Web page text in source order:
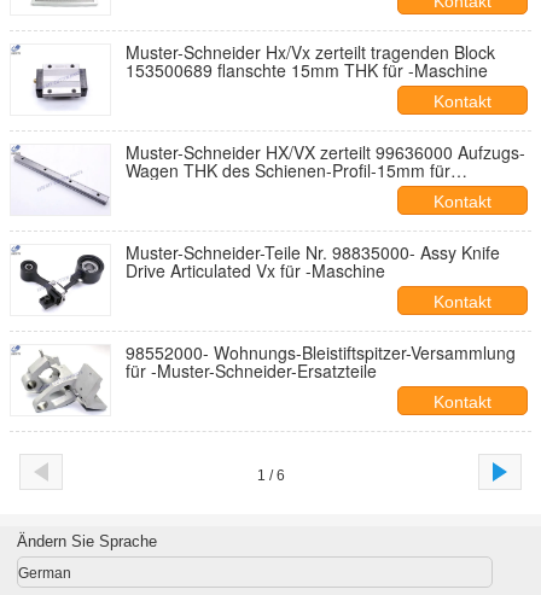
Muster-Schneider Hx/Vx zerteilt tragenden Block
153500689 flanschte 15mm THK für -Maschine
Kontakt
Muster-Schneider HX/VX zerteilt 99636000 Aufzugs-
Wagen THK des Schienen-Profil-15mm für
Kontakt
Muster-Schneider-Teile Nr. 98835000- Assy Knife
Drive Articulated Vx für -Maschine
Kontakt
98552000- Wohnungs-Bleistiftspitzer-Versammlung
für -Muster-Schneider-Ersatzteile
Kontakt
1 / 6
Ändern Sie Sprache
German